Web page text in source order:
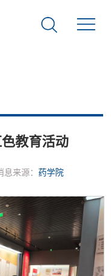
教育活动
息来源： 药学院